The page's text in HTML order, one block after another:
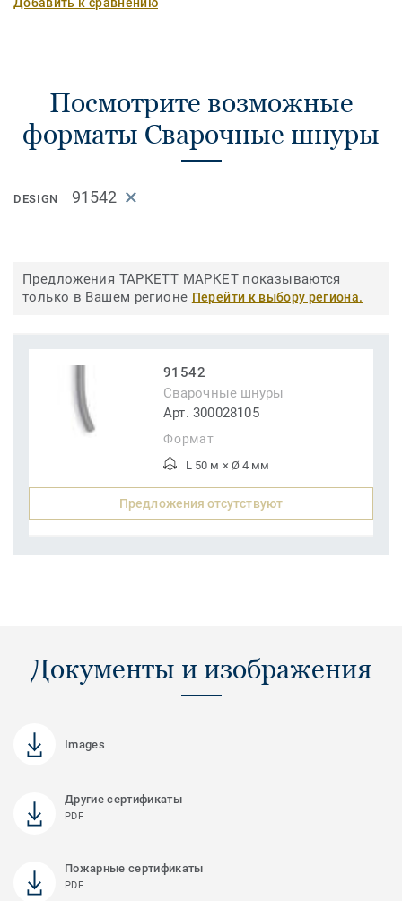
Посмотрите возможные
форматы Сварочные шнуры
DESIGN 91542
Предложения ТАРКЕТТ МАРКЕТ показываются
только в Вашем регионе Перейти к выбору региона.
91542
Сварочные шнуры
Арт. 300028105
Формат
L 50 м × Ø 4 мм
Предложения отсутствуют
Документы и изображения
Images
Другие сертификаты
PDF
Пожарные сертификаты
PDF